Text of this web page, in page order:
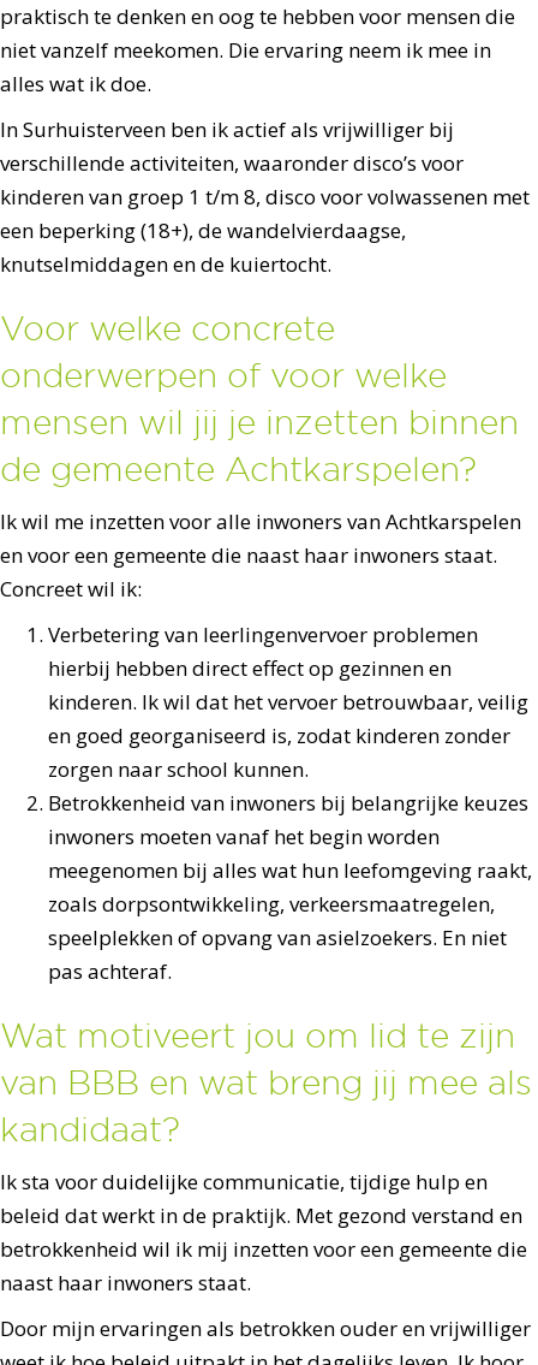
praktisch te denken en oog te hebben voor mensen die
niet vanzelf meekomen. Die ervaring neem ik mee in
alles wat ik doe.
In Surhuisterveen ben ik actief als vrijwilliger bij
verschillende activiteiten, waaronder disco’s voor
kinderen van groep 1 t/m 8, disco voor volwassenen met
een beperking (18+), de wandelvierdaagse,
knutselmiddagen en de kuiertocht.
Voor welke concrete
onderwerpen of voor welke
mensen wil jij je inzetten binnen
de gemeente Achtkarspelen?
Ik wil me inzetten voor alle inwoners van Achtkarspelen
en voor een gemeente die naast haar inwoners staat.
Concreet wil ik:
Verbetering van leerlingenvervoer problemen
hierbij hebben direct effect op gezinnen en
kinderen. Ik wil dat het vervoer betrouwbaar, veilig
en goed georganiseerd is, zodat kinderen zonder
zorgen naar school kunnen.
Betrokkenheid van inwoners bij belangrijke keuzes
inwoners moeten vanaf het begin worden
meegenomen bij alles wat hun leefomgeving raakt,
zoals dorpsontwikkeling, verkeersmaatregelen,
speelplekken of opvang van asielzoekers. En niet
pas achteraf.
Wat motiveert jou om lid te zijn
van BBB en wat breng jij mee als
kandidaat?
Ik sta voor duidelijke communicatie, tijdige hulp en
beleid dat werkt in de praktijk. Met gezond verstand en
betrokkenheid wil ik mij inzetten voor een gemeente die
naast haar inwoners staat.
Door mijn ervaringen als betrokken ouder en vrijwilliger